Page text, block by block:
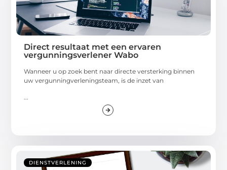
Direct resultaat met een ervaren
vergunningsverlener Wabo
Wanneer u op zoek bent naar directe versterking binnen
uw vergunningverleningsteam, is de inzet van
DIENSTVERLENING